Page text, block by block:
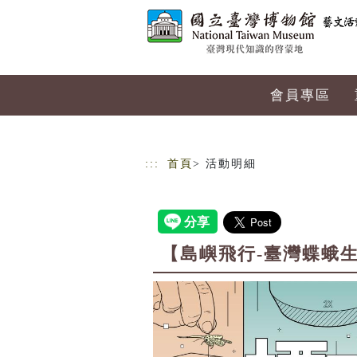
會員專區
::: 首頁 > 活動明細
【島嶼飛行-臺灣蝶